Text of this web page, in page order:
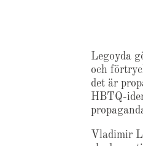
Legoyda
och
det är
HBTQ-
Vladimir